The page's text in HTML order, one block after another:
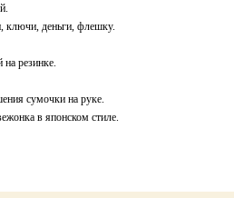
ключи, деньги, флешку.
резинке.
сумочки на руке.
в японском стиле.